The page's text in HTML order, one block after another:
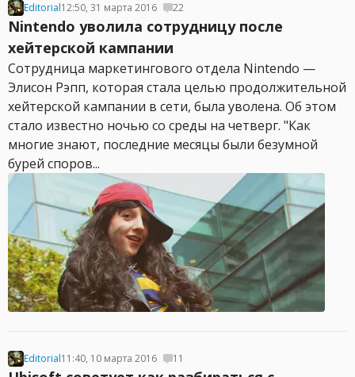
Editorial12:50, 31 марта 2016 22
Nintendo уволила сотрудницу после
хейтерской кампании
Сотрудница маркетингового отдела Nintendo —
Элисон Рэпп, которая стала целью продолжительной
хейтерской кампании в сети, была уволена. Об этом
стало известно ночью со среды на четверг. "Как
многие знают, последние месяцы были безумной
бурей споров...
Editorial11:40, 10 марта 2016 11